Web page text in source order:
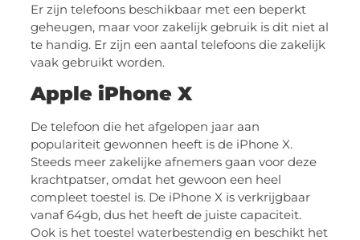
Er zijn telefoons beschikbaar met een beperkt
geheugen, maar voor zakelijk gebruik is dit niet al
te handig. Er zijn een aantal telefoons die zakelijk
vaak gebruikt worden.
Apple iPhone X
De telefoon die het afgelopen jaar aan
populariteit gewonnen heeft is de iPhone X.
Steeds meer zakelijke afnemers gaan voor deze
krachtpatser, omdat het gewoon een heel
compleet toestel is. De iPhone X is verkrijgbaar
vanaf 64gb, dus het heeft de juiste capaciteit.
Ook is het toestel waterbestendig en beschikt het